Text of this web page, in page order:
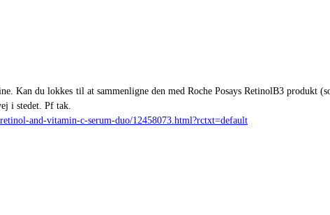
Kan du lokkes til at sammenligne den med Roche Posays RetinolB3
i stedet. Pf tak.
and-vitamin-c-serum-duo/12458073.html?rctxt=default